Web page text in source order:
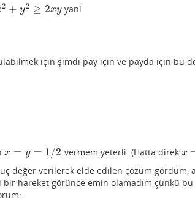
2 + y2 ≥ 2xy
2+y2 ≥2x y yani
için şimdi pay için ve payda için bu
x = y = 1/2
x= y= 1/ 2 vermem yeterli. (Hatta direk x
x= y
değer verilerek elde edilen çözüm gördüm,
bir hareket görünce emin olamadım çünkü